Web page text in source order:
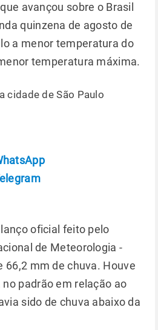
avançou sobre o Brasil
quinzena de agosto de
a menor temperatura do
temperatura máxima.
cidade de São Paulo
oficial feito pelo
de Meteorologia -
66,2 mm de chuva. Houve
padrão em relação ao
sido de chuva abaixo da